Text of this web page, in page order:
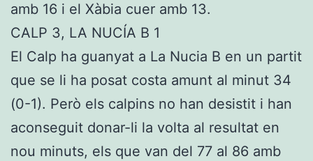
amb 16 i el Xàbia cuer amb 13.
CALP 3, LA NUCÍA B 1
El Calp ha guanyat a La Nucia B en un partit
que se li ha posat costa amunt al minut 34
(0-1). Però els calpins no han desistit i han
aconseguit donar-li la volta al resultat en
nou minuts, els que van del 77 al 86 amb